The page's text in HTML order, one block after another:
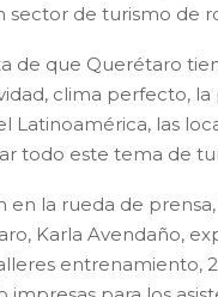
sector de turismo de
de que Querétaro
clima perfecto,
Latinoamérica, las
todo este tema de
en la rueda de
Karla Avendaño,
entrenamiento,